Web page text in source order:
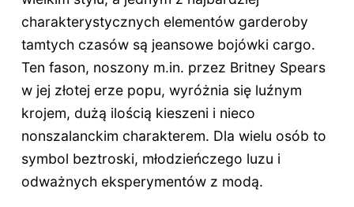
charakterystycznych elementów garderoby
tamtych czasów są jeansowe bojówki cargo.
Ten fason, noszony m.in. przez Britney Spears
w jej złotej erze popu, wyróżnia się luźnym
krojem, dużą ilością kieszeni i nieco
nonszalanckim charakterem. Dla wielu osób to
symbol beztroski, młodzieńczego luzu i
odważnych eksperymentów z modą.